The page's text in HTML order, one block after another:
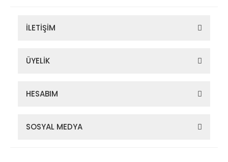
İLETİŞİM
ÜYELİK
HESABIM
SOSYAL MEDYA